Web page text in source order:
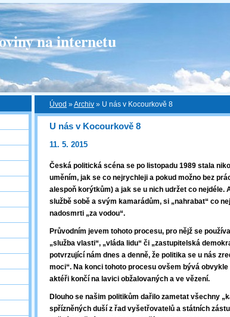
na internetu
Úvod »Archiv » U nás v Kocourkově 8
U nás v Kocourkově 8
11. 5. 2015
Česká politická scéna se po listopadu 1989 stala
uměním, jak se co nejrychleji a pokud možno bez
alespoň korýtkům) a jak se u nich udržet co nejdéle.
službě sobě a svým kamarádům, si „nahrabat“ co
nadosmrti „za vodou“.
Průvodním jevem tohoto procesu, pro nějž se
„služba vlasti“, „vláda lidu“ či „zastupitelská
potvrzující nám dnes a denně, že politika se u nás
moci“. Na konci tohoto procesu ovšem bývá
aktéři končí na lavici obžalovaných a ve vězení.
Dlouho se našim politikům dařilo zametat všechny
spřízněných duší z řad vyšetřovatelů a státních